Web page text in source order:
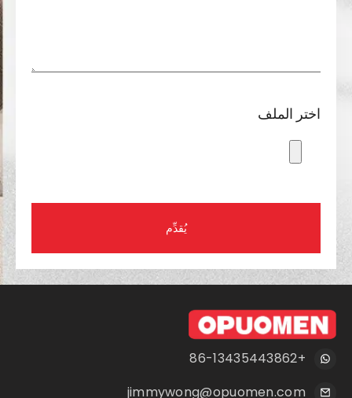
اختر الملف
يُقدِّم
jimmywong@opuomen.com